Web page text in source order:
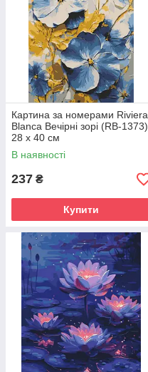
Картина за номерами Riviera
Blanca Вечірні зорі (RB-1373)
28 х 40 см
В наявності
237 ₴
Купити